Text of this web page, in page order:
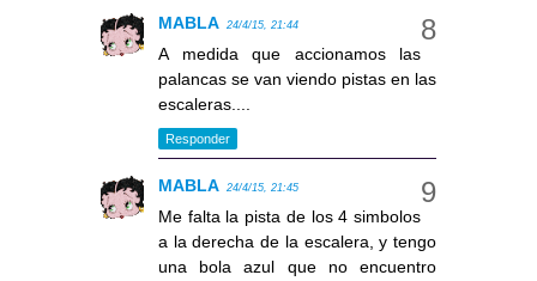
MABLA 24/4/15, 21:44
A medida que accionamos las
palancas se van viendo pistas en las
escaleras....
Responder
MABLA 24/4/15, 21:45
Me falta la pista de los 4 simbolos
a la derecha de la escalera, y tengo
una bola azul que no encuentro